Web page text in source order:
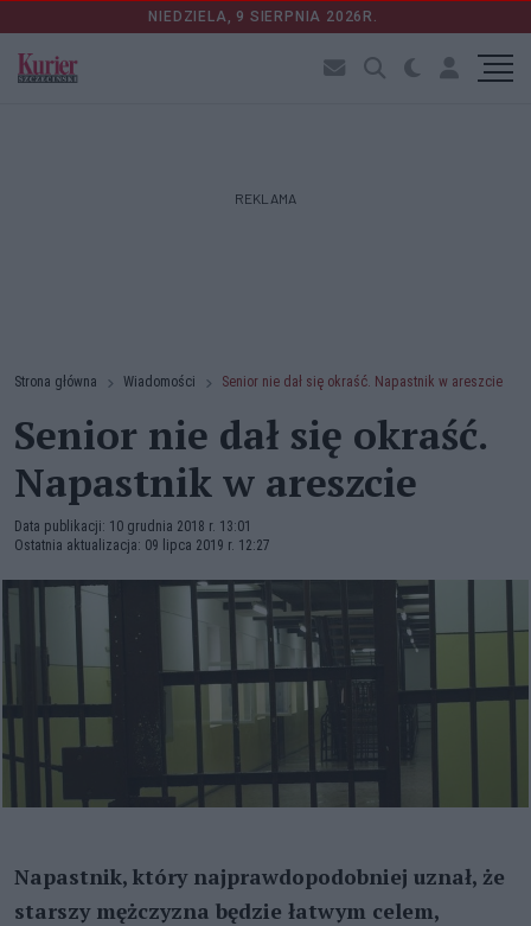
NIEDZIELA, 9 SIERPNIA 2026R.
REKLAMA
Strona główna Wiadomości Senior nie dał się okraść. Napastnik w areszcie
Senior nie dał się okraść.
Napastnik w areszcie
Data publikacji: 10 grudnia 2018 r. 13:01
Ostatnia aktualizacja: 09 lipca 2019 r. 12:27
Napastnik, który najprawdopodobniej uznał, że
starszy mężczyzna będzie łatwym celem,